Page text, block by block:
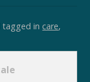
tagged incare,